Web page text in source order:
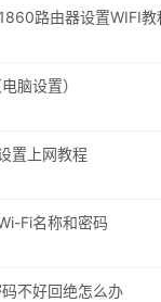
路由器设置WIFI教
脑设置）
置上网教程
Fi名称和密码
不好回绝怎么办